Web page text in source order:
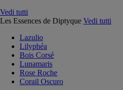
Vedi tutti
Les Essences de Diptyque Vedi tutti
Lazulio
Lilyphéa
Bois Corsé
Lunamaris
Rose Roche
Corail Oscuro